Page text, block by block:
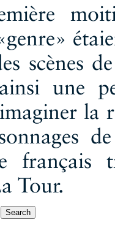
scènes
une
la
français
Tour.